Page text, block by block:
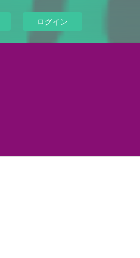
ログイン